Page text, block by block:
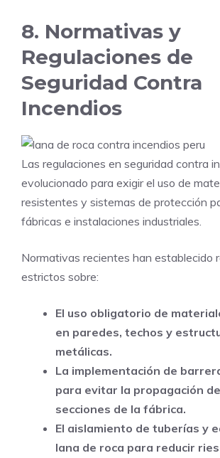
8. Normativas y
Regulaciones de
Seguridad Contra
Incendios
Las regulaciones en seguridad contra
evolucionado para exigir el uso de
resistentes y sistemas de protección
fábricas e instalaciones industriales.
Normativas recientes han establecido
estrictos sobre:
El uso obligatorio de
en paredes, techos y
metálicas.
La implementación de
para evitar la propagación
secciones de la fábrica.
El aislamiento de tuberías y
lana de roca para reducir